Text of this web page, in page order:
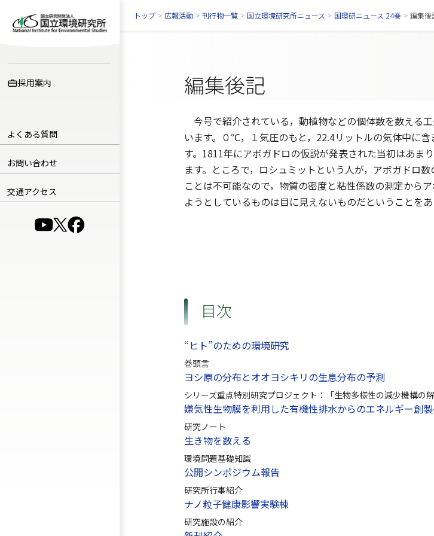
採用案内
よくある質問
お問い合わせ
交通アクセス
（別ウインドウで開きます）
（別ウインドウで開きます）
（別ウインドウで開きます）
トップ > 広報活動 > 刊行物一覧 > 国立環境研究所ニュース > 国環研ニュース 24巻 > 編集後
編集後記
今号で紹介されている，動植物などの個体数を数える
います。０℃，１気圧のもと，22.4リットルの気体中に
す。1811年にアボガドロの仮説が発表された当初はあま
ます。ところで，ロシュミットという人が，アボガドロ
ことは不可能なので，物質の密度と粘性係数の測定から
ようとしているものは目に見えないものだということをあ
目次
“ヒト”のための環境研究
巻頭言
ヨシ原の分布とオオヨシキリの生息分布の予測
シリーズ重点特別研究プロジェクト：「生物多様性の減少機構の
嫌気性生物膜を利用した有機性排水からのエネルギー創
研究ノート
生き物を数える
環境問題基礎知識
公開シンポジウム報告
研究所行事紹介
ナノ粒子健康影響実験棟
研究施設の紹介